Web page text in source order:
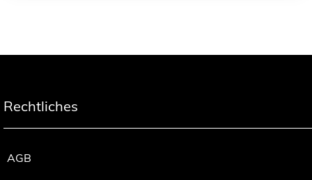
Rechtliches
AGB